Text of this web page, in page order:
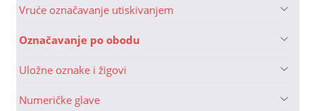
Vruće označavanje utiskivanjem
Označavanje po obodu
Uložne oznake i žigovi
Numeričke glave